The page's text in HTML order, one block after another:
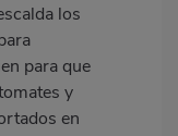
los
para que
y
en